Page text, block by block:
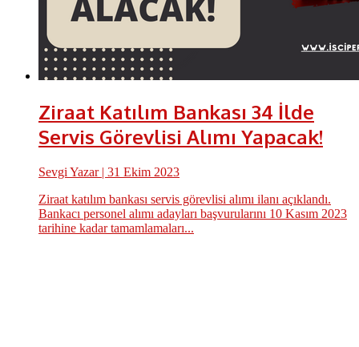
Ziraat Katılım Bankası 34 İlde
Servis Görevlisi Alımı Yapacak!
Sevgi Yazar| 31 Ekim 2023
Ziraat katılım bankası servis görevlisi alımı ilanı açıklandı.
Bankacı personel alımı adayları başvurularını 10 Kasım 2023
tarihine kadar tamamlamaları...